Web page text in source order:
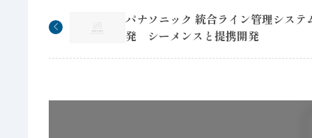
パナソニック 統合ライン管理システ
発 シーメンスと提携開発